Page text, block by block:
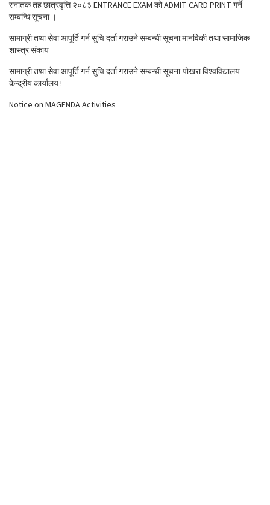
स्नातक तह छात्रवृत्ति २०८३ ENTRANCE EXAM को ADMIT CARD PRINT गर्ने
सम्बन्धि सूचना ।
सामाग्री तथा सेवा आपूर्ति गर्न सुचि दर्ता गराउने सम्बन्धी सूचना:मानविकी तथा सामाजिक
शास्त्र संकाय
सामाग्री तथा सेवा आपूर्ति गर्न सुचि दर्ता गराउने सम्बन्धी सूचना-पोखरा विश्वविद्यालय
केन्द्रीय कार्यालय !
Notice on MAGENDA Activities